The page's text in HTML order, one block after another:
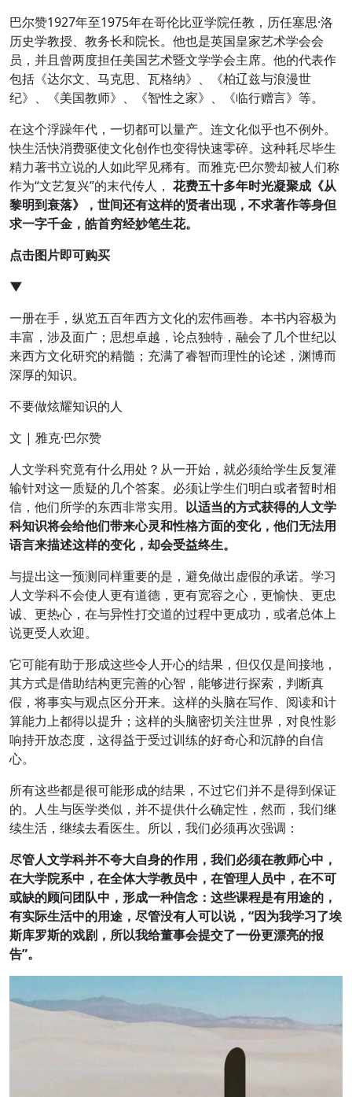
巴尔赞1927年至1975年在哥伦比亚学院任教，历任塞思·洛
历史学教授、教务长和院长。他也是英国皇家艺术学会会
员，并且曾两度担任美国艺术暨文学学会主席。他的代表作
包括《达尔文、马克思、瓦格纳》、《柏辽兹与浪漫世
纪》、《美国教师》、《智性之家》、《临行赠言》等。
在这个浮躁年代，一切都可以量产。连文化似乎也不例外。
快生活快消费驱使文化创作也变得快速零碎。这种耗尽毕生
精力著书立说的人如此罕见稀有。而雅克·巴尔赞却被人们称
作为“文艺复兴”的末代传人， 花费五十多年时光凝聚成《从
黎明到衰落》，世间还有这样的贤者出现，不求著作等身但
求一字千金，皓首穷经妙笔生花。
点击图片即可购买
▼
一册在手，纵览五百年西方文化的宏伟画卷。本书内容极为
丰富，涉及面广；思想卓越，论点独特，融会了几个世纪以
来西方文化研究的精髓；充满了睿智而理性的论述，渊博而
深厚的知识。
不要做炫耀知识的人
文 | 雅克·巴尔赞
人文学科究竟有什么用处？从一开始，就必须给学生反复灌
输针对这一质疑的几个答案。必须让学生们明白或者暂时相
信，他们所学的东西非常实用。 以适当的方式获得的人文学
科知识将会给他们带来心灵和性格方面的变化，他们无法用
语言来描述这样的变化，却会受益终生。
与提出这一预测同样重要的是，避免做出虚假的承诺。学习
人文学科不会使人更有道德，更有宽容之心，更愉快、更忠
诚、更热心，在与异性打交道的过程中更成功，或者总体上
说更受人欢迎。
它可能有助于形成这些令人开心的结果，但仅仅是间接地，
其方式是借助结构更完善的心智，能够进行探索，判断真
假，将事实与观点区分开来。这样的头脑在写作、阅读和计
算能力上都得以提升；这样的头脑密切关注世界，对良性影
响持开放态度，这得益于受过训练的好奇心和沉静的自信
心。
所有这些都是很可能形成的结果，不过它们并不是得到保证
的。人生与医学类似，并不提供什么确定性，然而，我们继
续生活，继续去看医生。所以，我们必须再次强调：
尽管人文学科并不夸大自身的作用，我们必须在教师心中，
在大学院系中，在全体大学教员中，在管理人员中，在不可
或缺的顾问团队中，形成一种信念：这些课程是有用途的，
有实际生活中的用途，尽管没有人可以说，“因为我学习了埃
斯库罗斯的戏剧，所以我给董事会提交了一份更漂亮的报
告”。